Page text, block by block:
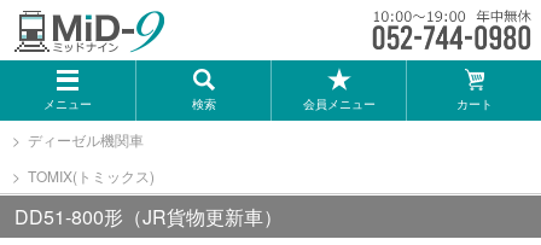
メニュー 検索 会員メニュー カート
メーカー一覧
TOMIX
KATO
ディーゼル機関車
TOMIX(トミックス)
DD51-800形（JR貨物更新車）